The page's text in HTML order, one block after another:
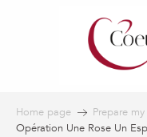
Home page Prepare
Opération Une Rose Un